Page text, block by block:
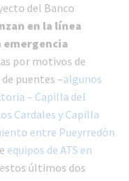
del Banco
en la línea
emergencia
por motivos de
puentes –algunos
– Capilla del
Cardales y Capilla
entre Pueyrredón
equipos de ATS en
últimos dos